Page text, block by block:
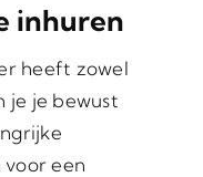
inhuren
heeft zowel
je je bewust
een